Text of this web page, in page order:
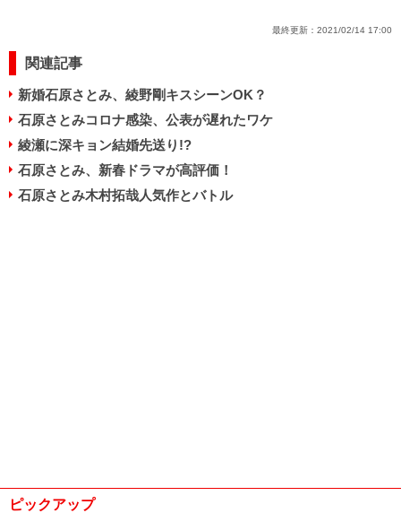
最終更新： 2021/02/14 17:00
関連記事
新婚石原さとみ、綾野剛キスシーンOK？
石原さとみコロナ感染、公表が遅れたワケ
綾瀬に深キョン結婚先送り!?
石原さとみ、新春ドラマが高評価！
石原さとみ木村拓哉人気作とバトル
ピックアップ